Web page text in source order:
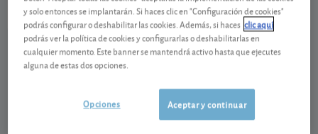
Ver detalladamente
Contenido reservado a SOCIOS
Gestiona tu dinero con visión
y solo entonces se implantarán. Si haces clic en "Configuración de cookies"
podrás configurar o deshabilitar las cookies. Además, si haces clic aquí
podrás ver la política de cookies y configurarlas o deshabilitarlas en
cualquier momento. Este banner se mantendrá activo hasta que ejecutes
alguna de estas dos opciones.
Aceptar y continuar
Opciones